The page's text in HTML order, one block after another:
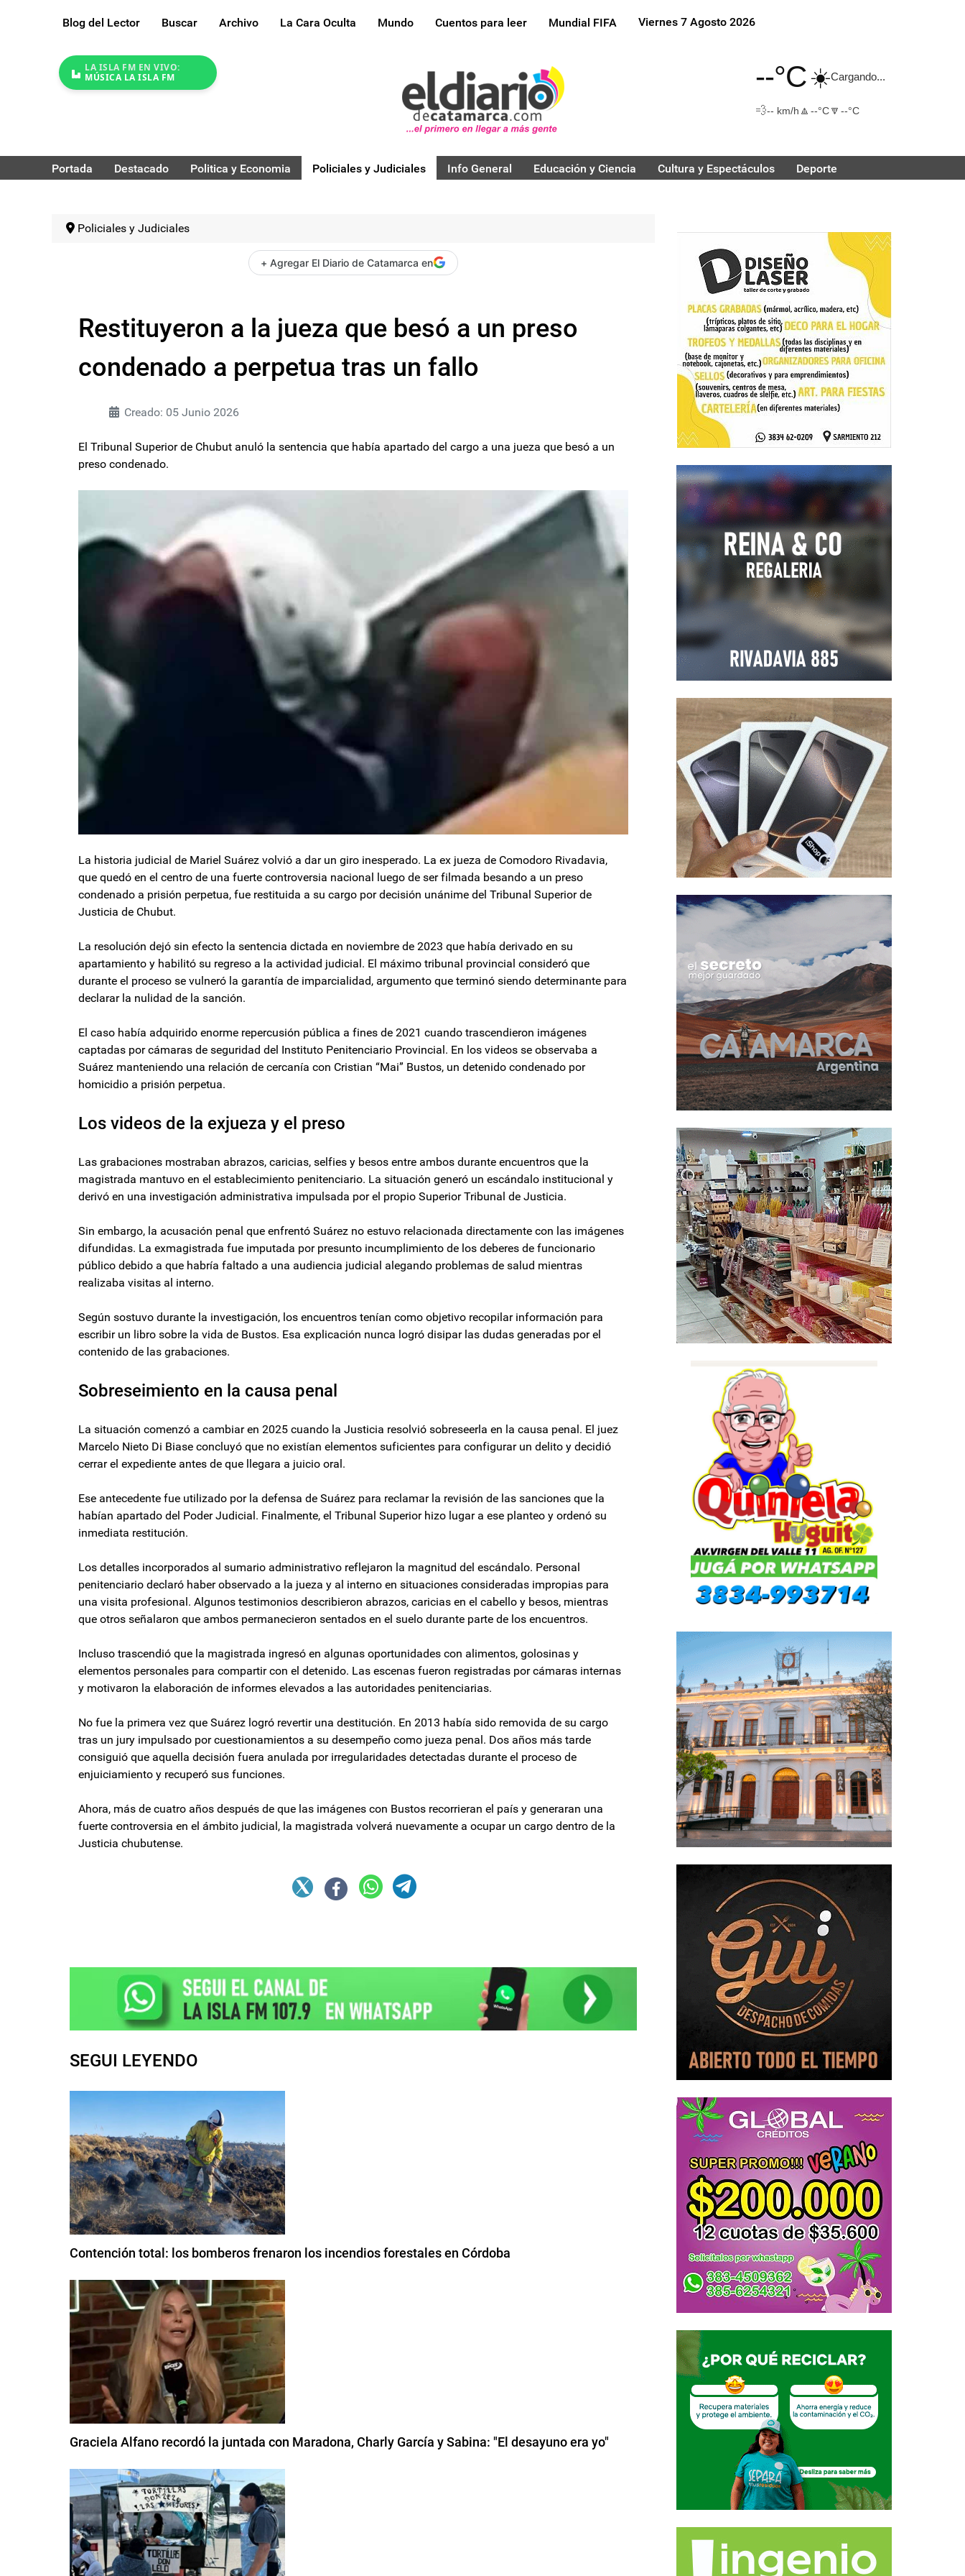
Blog del Lector Buscar Archivo La Cara Oculta Mundo Cuentos para leer Mundial FIFA Viernes 7 Agosto 2026
LA ISLA FM EN VIVO:
MÚSICA LA ISLA FM
--°C☀️Cargando...
💨-- km/h 🔼 --°C🔽 --°C
Portada Destacado Politica y Economia Policiales y Judiciales Info General Educación y Ciencia Cultura y Espectáculos Deporte
Policiales y Judiciales
+ Agregar El Diario de Catamarca en
Restituyeron a la jueza que besó a un preso
condenado a perpetua tras un fallo
Creado: 05 Junio 2026
El Tribunal Superior de Chubut anuló la sentencia que había apartado del cargo a una jueza que besó a un
preso condenado.
La historia judicial de Mariel Suárez volvió a dar un giro inesperado. La ex jueza de Comodoro Rivadavia,
que quedó en el centro de una fuerte controversia nacional luego de ser filmada besando a un preso
condenado a prisión perpetua, fue restituida a su cargo por decisión unánime del Tribunal Superior de
Justicia de Chubut.
La resolución dejó sin efecto la sentencia dictada en noviembre de 2023 que había derivado en su
apartamiento y habilitó su regreso a la actividad judicial. El máximo tribunal provincial consideró que
durante el proceso se vulneró la garantía de imparcialidad, argumento que terminó siendo determinante para
declarar la nulidad de la sanción.
El caso había adquirido enorme repercusión pública a fines de 2021 cuando trascendieron imágenes
captadas por cámaras de seguridad del Instituto Penitenciario Provincial. En los videos se observaba a
Suárez manteniendo una relación de cercanía con Cristian “Mai” Bustos, un detenido condenado por
homicidio a prisión perpetua.
Los videos de la exjueza y el preso
Las grabaciones mostraban abrazos, caricias, selfies y besos entre ambos durante encuentros que la
magistrada mantuvo en el establecimiento penitenciario. La situación generó un escándalo institucional y
derivó en una investigación administrativa impulsada por el propio Superior Tribunal de Justicia.
Sin embargo, la acusación penal que enfrentó Suárez no estuvo relacionada directamente con las imágenes
difundidas. La exmagistrada fue imputada por presunto incumplimiento de los deberes de funcionario
público debido a que habría faltado a una audiencia judicial alegando problemas de salud mientras
realizaba visitas al interno.
Según sostuvo durante la investigación, los encuentros tenían como objetivo recopilar información para
escribir un libro sobre la vida de Bustos. Esa explicación nunca logró disipar las dudas generadas por el
contenido de las grabaciones.
Sobreseimiento en la causa penal
La situación comenzó a cambiar en 2025 cuando la Justicia resolvió sobreseerla en la causa penal. El juez
Marcelo Nieto Di Biase concluyó que no existían elementos suficientes para configurar un delito y decidió
cerrar el expediente antes de que llegara a juicio oral.
Ese antecedente fue utilizado por la defensa de Suárez para reclamar la revisión de las sanciones que la
habían apartado del Poder Judicial. Finalmente, el Tribunal Superior hizo lugar a ese planteo y ordenó su
inmediata restitución.
Los detalles incorporados al sumario administrativo reflejaron la magnitud del escándalo. Personal
penitenciario declaró haber observado a la jueza y al interno en situaciones consideradas impropias para
una visita profesional. Algunos testimonios describieron abrazos, caricias en el cabello y besos, mientras
que otros señalaron que ambos permanecieron sentados en el suelo durante parte de los encuentros.
Incluso trascendió que la magistrada ingresó en algunas oportunidades con alimentos, golosinas y
elementos personales para compartir con el detenido. Las escenas fueron registradas por cámaras internas
y motivaron la elaboración de informes elevados a las autoridades penitenciarias.
No fue la primera vez que Suárez logró revertir una destitución. En 2013 había sido removida de su cargo
tras un jury impulsado por cuestionamientos a su desempeño como jueza penal. Dos años más tarde
consiguió que aquella decisión fuera anulada por irregularidades detectadas durante el proceso de
enjuiciamiento y recuperó sus funciones.
Ahora, más de cuatro años después de que las imágenes con Bustos recorrieran el país y generaran una
fuerte controversia en el ámbito judicial, la magistrada volverá nuevamente a ocupar un cargo dentro de la
Justicia chubutense.
SEGUI LEYENDO
Contención total: los bomberos frenaron los incendios forestales en Córdoba
Graciela Alfano recordó la juntada con Maradona, Charly García y Sabina: "El desayuno era yo"